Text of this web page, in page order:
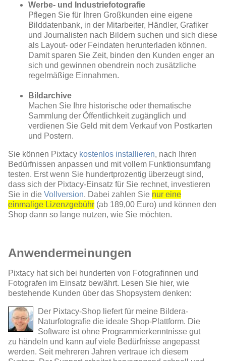
Werbe- und Industriefotografie
Pflegen Sie für Ihren Großkunden eine eigene
Bilddatenbank, in der Mitarbeiter, Händler, Grafiker
und Journalisten nach Bildern suchen und sich diese
als Layout- oder Feindaten herunterladen können.
Damit sparen Sie Zeit, binden den Kunden enger an
sich und gewinnen obendrein noch zusätzliche
regelmäßige Einnahmen.
Bildarchive
Machen Sie Ihre historische oder thematische
Sammlung der Öffentlichkeit zugänglich und
verdienen Sie Geld mit dem Verkauf von Postkarten
und Postern.
Sie können Pixtacy kostenlos installieren, nach Ihren
Bedürfnissen anpassen und mit vollem Funktionsumfang
testen. Erst wenn Sie hundertprozentig überzeugt sind,
dass sich der Pixtacy-Einsatz für Sie rechnet, investieren
Sie in die Vollversion. Dabei zahlen Sie nur eine
einmalige Lizenzgebühr (ab 189,00 Euro) und können den
Shop dann so lange nutzen, wie Sie möchten.
Anwendermeinungen
Pixtacy hat sich bei hunderten von Fotografinnen und
Fotografen im Einsatz bewährt. Lesen Sie hier, wie
bestehende Kunden über das Shopsystem denken:
Der Pixtacy-Shop liefert für meine Bildera-
Naturfotografie die ideale Shop-Plattform. Die
Software ist ohne Programmierkenntnisse gut
zu händeln und kann auf viele Bedürfnisse angepasst
werden. Seit mehreren Jahren vertraue ich diesem